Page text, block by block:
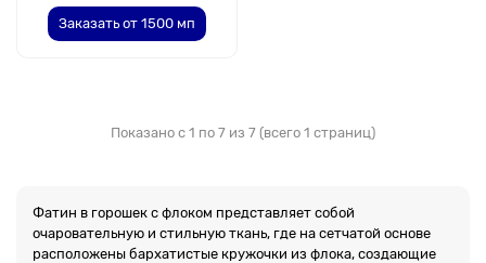
Заказать от 1500 мп
Показано с 1 по 7 из 7 (всего 1 страниц)
Фатин в горошек с флоком представляет собой
очаровательную и стильную ткань, где на сетчатой основе
расположены бархатистые кружочки из флока, создающие